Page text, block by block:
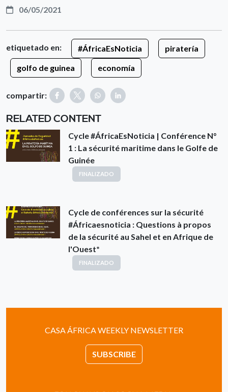
06/05/2021
etiquetado en: #ÁfricaEsNoticia
piratería
golfo de guinea
economía
compartir:
RELATED CONTENT
Cycle #ÁfricaEsNoticia | Conférence N°
1 : La sécurité maritime dans le Golfe de
Guinée
FINALIZADO
Cycle de conférences sur la sécurité
#Áfricaesnoticia : Questions à propos
de la sécurité au Sahel et en Afrique de
l'Ouest*
FINALIZADO
CASA ÁFRICA WEEKLY NEWSLETTER
SUBSCRIBE